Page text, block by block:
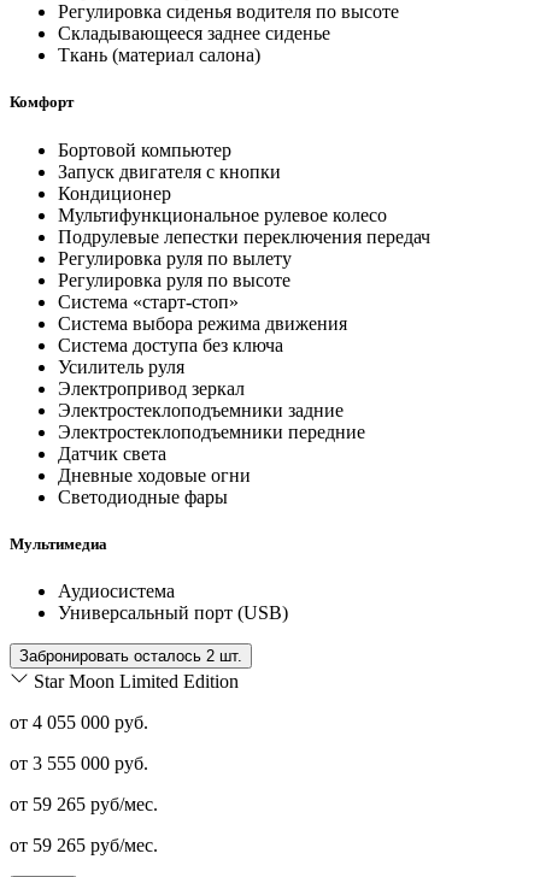
Регулировка сиденья водителя по высоте
Складывающееся заднее сиденье
Ткань (материал салона)
Комфорт
Бортовой компьютер
Запуск двигателя с кнопки
Кондиционер
Мультифункциональное рулевое колесо
Подрулевые лепестки переключения передач
Регулировка руля по вылету
Регулировка руля по высоте
Система «старт-стоп»
Система выбора режима движения
Система доступа без ключа
Усилитель руля
Электропривод зеркал
Электростеклоподъемники задние
Электростеклоподъемники передние
Датчик света
Дневные ходовые огни
Светодиодные фары
Мультимедиа
Аудиосистема
Универсальный порт (USB)
Забронировать осталось 2 шт.
Star Moon Limited Edition
от 4 055 000 руб.
от 3 555 000 руб.
от 59 265 руб/мес.
от 59 265 руб/мес.